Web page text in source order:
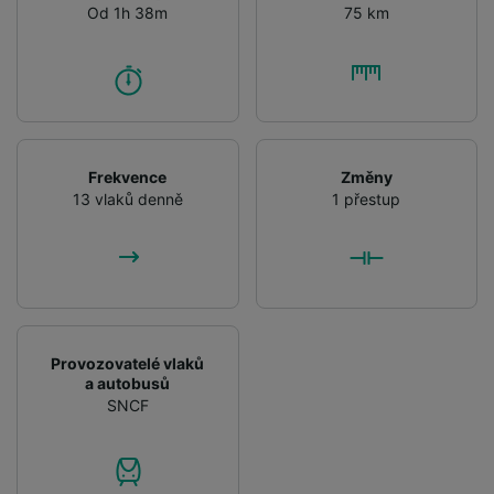
Od 1h 38m
75 km
Frekvence
13 vlaků denně
Změny
1 přestup
Provozovatelé vlaků
a autobusů
SNCF